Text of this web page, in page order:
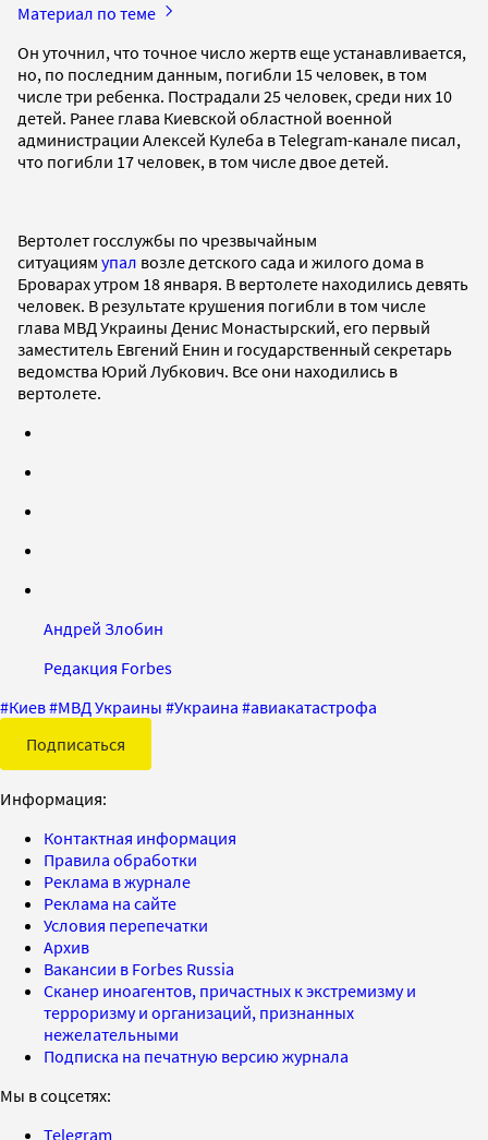
Материал по теме
Он уточнил, что точное число жертв еще устанавливается,
но, по последним данным, погибли 15 человек, в том
числе три ребенка. Пострадали 25 человек, среди них 10
детей. Ранее глава Киевской областной военной
администрации Алексей Кулеба в Telegram-канале писал,
что погибли 17 человек, в том числе двое детей.
Вертолет госслужбы по чрезвычайным
ситуациям упал возле детского сада и жилого дома в
Броварах утром 18 января. В вертолете находились девять
человек. В результате крушения погибли в том числе
глава МВД Украины Денис Монастырский, его первый
заместитель Евгений Енин и государственный секретарь
ведомства Юрий Лубкович. Все они находились в
вертолете.
Андрей Злобин
Редакция Forbes
#Киев#МВД Украины #Украина #авиакатастрофа
Подписаться
Информация:
Контактная информация
Правила обработки
Реклама в журнале
Реклама на сайте
Условия перепечатки
Архив
Вакансии в Forbes Russia
Сканер иноагентов, причастных к экстремизму и
терроризму и организаций, признанных
нежелательными
Подписка на печатную версию журнала
Мы в соцсетях:
Telegram